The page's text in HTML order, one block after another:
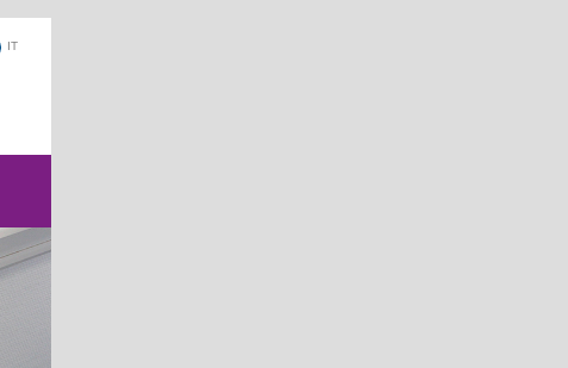
IT